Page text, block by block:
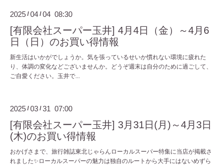
2025 /04 /04 08:30
[有限会社スーパー玉井] 4月4日（金）～4月6
日（日）のお買い得情報
新生活はいかがでしょうか。気を張っているせいか慣れない環境に疲れた
り、体調の変化などございませんか。どうぞ週末は自分のために過ごして、
ご自愛ください。玉井で...
2025 /03 /31 07:00
[有限会社スーパー玉井] 3月31日(月)～4月3日
(木)のお買い得情報
おかげさまで、旅行雑誌東北じゃらんローカルスーパー特集に当店が掲載さ
れました✨ローカルスーパーの魅力は独自のルートから大手にはないめずら